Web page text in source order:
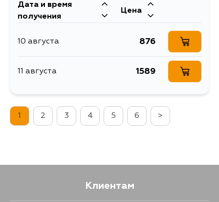
Дата и время
получения
Цена
10 августа 876
11 августа 1589
1 2 3 4 5 6 >
Клиентам